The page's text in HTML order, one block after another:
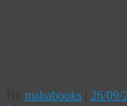
mababooks 26/09/